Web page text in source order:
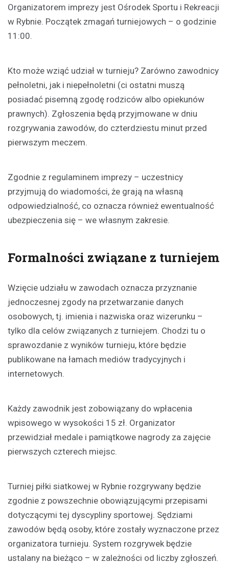
Organizatorem imprezy jest Ośrodek Sportu i Rekreacji
w Rybnie. Początek zmagań turniejowych – o godzinie
11:00.
Kto może wziąć udział w turnieju? Zarówno zawodnicy
pełnoletni, jak i niepełnoletni (ci ostatni muszą
posiadać pisemną zgodę rodziców albo opiekunów
prawnych). Zgłoszenia będą przyjmowane w dniu
rozgrywania zawodów, do czterdziestu minut przed
pierwszym meczem.
Zgodnie z regulaminem imprezy – uczestnicy
przyjmują do wiadomości, że grają na własną
odpowiedzialność, co oznacza również ewentualność
ubezpieczenia się – we własnym zakresie.
Formalności związane z turniejem
Wzięcie udziału w zawodach oznacza przyznanie
jednoczesnej zgody na przetwarzanie danych
osobowych, tj. imienia i nazwiska oraz wizerunku –
tylko dla celów związanych z turniejem. Chodzi tu o
sprawozdanie z wyników turnieju, które będzie
publikowane na łamach mediów tradycyjnych i
internetowych.
Każdy zawodnik jest zobowiązany do wpłacenia
wpisowego w wysokości 15 zł. Organizator
przewidział medale i pamiątkowe nagrody za zajęcie
pierwszych czterech miejsc.
Turniej piłki siatkowej w Rybnie rozgrywany będzie
zgodnie z powszechnie obowiązującymi przepisami
dotyczącymi tej dyscypliny sportowej. Sędziami
zawodów będą osoby, które zostały wyznaczone przez
organizatora turnieju. System rozgrywek będzie
ustalany na bieżąco – w zależności od liczby zgłoszeń.